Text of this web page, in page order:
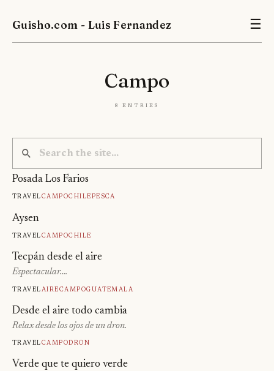
Guisho.com - Luis Fernandez ☰
Campo
8 entries
Posada Los Farios
TravelCampoChilePesca
Aysen
TravelCampoChile
Tecpán desde el aire
Espectacular….
TravelAireCampoGuatemala
Desde el aire todo cambia
Relax desde los ojos de un dron.
TravelCampoDron
Verde que te quiero verde